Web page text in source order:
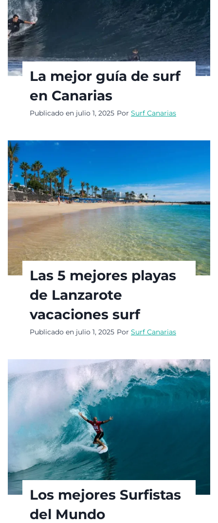
La mejor guía de surf
en Canarias
Publicado en julio 1, 2025 Por Surf Canarias
Las 5 mejores playas
de Lanzarote
vacaciones surf
Publicado en julio 1, 2025 Por Surf Canarias
Los mejores Surfistas
del Mundo